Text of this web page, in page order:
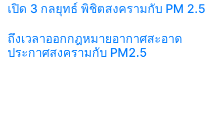
เปิด 3 กลยุทธ์ พิชิตสงครามกับ PM 2.5
ถึงเวลาออกกฎหมายอากาศสะอาด
ประกาศสงครามกับ PM2.5